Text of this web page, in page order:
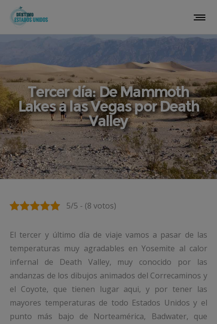
Tercer día: De Mammoth
Lakes a las Vegas por Death
Valley
5/5 - (8 votos)
El tercer y último día de viaje vamos a pasar de las
temperaturas muy agradables en Yosemite al calor
infernal de Death Valley, muy conocido por las
andanzas de los dibujos animados del Correcaminos y
el Coyote, que tienen lugar aqui, y por tener las
mayores temperaturas de todo Estados Unidos y el
punto más bajo de Norteamérica, Badwater, que